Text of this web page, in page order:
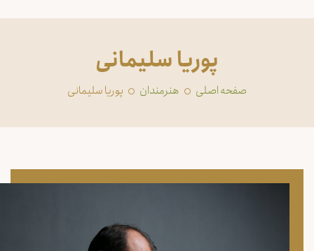
پوریا سلیمانی
صفحه اصلی ‏هنرمندان پوریا سلیمانی